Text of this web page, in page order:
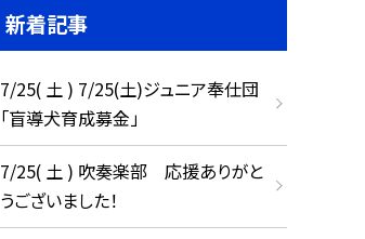
新着記事
7/25( 土 ) 7/25(土)ジュニア奉仕団
「盲導犬育成募金」
7/25( 土 ) 吹奏楽部 応援ありがと
うございました！